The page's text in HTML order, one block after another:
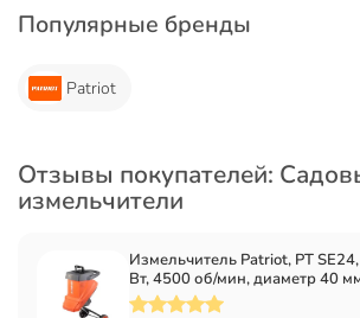
Популярные бренды
Patriot
Отзывы покупателей:
измельчители
Измельчитель Patriot, PT
Вт, 4500 об/мин, диаметр 40